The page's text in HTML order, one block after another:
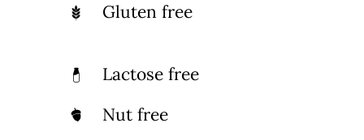
Gluten free
Lactose free
Nut free